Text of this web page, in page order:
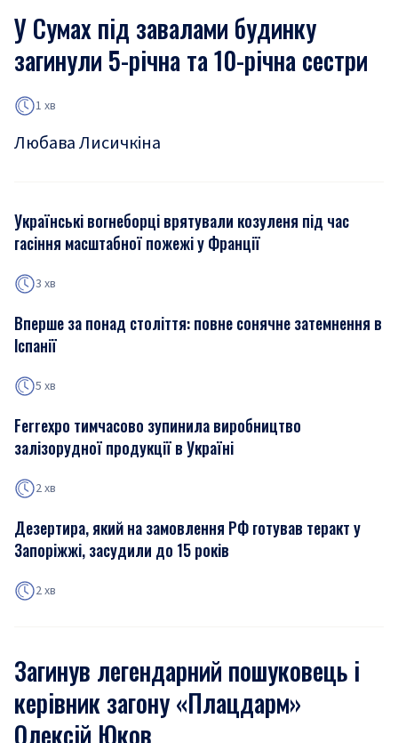
У Сумах під завалами будинку
загинули 5-річна та 10-річна сестри
1 хв
Любава Лисичкіна
Українські вогнеборці врятували козуленя під час
гасіння масштабної пожежі у Франції
3 хв
Вперше за понад століття: повне сонячне затемнення в
Іспанії
5 хв
Ferrexpo тимчасово зупинила виробництво
залізорудної продукції в Україні
2 хв
Дезертира, який на замовлення РФ готував теракт у
Запоріжжі, засудили до 15 років
2 хв
Загинув легендарний пошуковець і
керівник загону «Плацдарм»
Олексій Юков